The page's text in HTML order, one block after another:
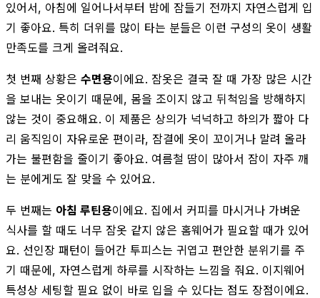
있어서, 아침에 일어나서부터 밤에 잠들기 전까지 자연스럽게 입
기 좋아요. 특히 더위를 많이 타는 분들은 이런 구성의 옷이 생활
만족도를 크게 올려줘요.
첫 번째 상황은 수면용이에요. 잠옷은 결국 잘 때 가장 많은 시간
을 보내는 옷이기 때문에, 몸을 조이지 않고 뒤척임을 방해하지
않는 것이 중요해요. 이 제품은 상의가 넉넉하고 하의가 짧아 다
리 움직임이 자유로운 편이라, 잠결에 옷이 꼬이거나 말려 올라
가는 불편함을 줄이기 좋아요. 여름철 땀이 많아서 잠이 자주 깨
는 분에게도 잘 맞을 수 있어요.
두 번째는 아침 루틴용이에요. 집에서 커피를 마시거나 가벼운
식사를 할 때도 너무 잠옷 같지 않은 홈웨어가 필요할 때가 있어
요. 선인장 패턴이 들어간 투피스는 귀엽고 편안한 분위기를 주
기 때문에, 자연스럽게 하루를 시작하는 느낌을 줘요. 이지웨어
특성상 세팅할 필요 없이 바로 입을 수 있다는 점도 장점이에요.